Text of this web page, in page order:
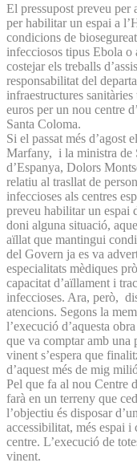
El pressupost preveu per
per habilitar un espai a
condicions de
infecciosos tipus Ebola o
costejar els treballs
responsabilitat del
infraestructures
euros per un nou centre
Santa Coloma.
Si el passat més d’agost
Marfany, i la ministra de
d’Espanya, Dolors
relatiu al trasllat de
infeccioses als centres
preveu habilitar un espai
doni alguna situació,
aïllat que mantingui
del Govern ja es va
especialitats mèdiques
capacitat d’aïllament i
infeccioses. Ara, però,
atencions. Segons la
l’execució d’aquesta
que va comptar amb una
vinent s’espera que
d’aquest més de mig
Pel que fa al nou Centre
farà en un terreny que
l’objectiu és disposar
accessibilitat, més espai
centre. L’execució de
vinent.